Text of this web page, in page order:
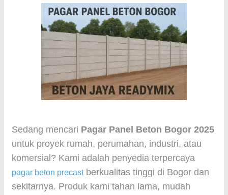
Sedang mencari Pagar Panel Beton Bogor 2025
untuk proyek rumah, perumahan, industri, atau
komersial? Kami adalah penyedia terpercaya
pagar beton precastberkualitas tinggi di Bogor dan
sekitarnya. Produk kami tahan lama, mudah